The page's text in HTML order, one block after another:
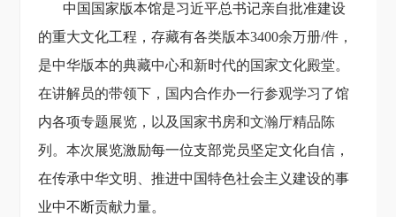
中国国家版本馆是习近平总书记亲自批准建设
的重大文化工程，存藏有各类版本3400余万册/件，
是中华版本的典藏中心和新时代的国家文化殿堂。
在讲解员的带领下，国内合作办一行参观学习了馆
内各项专题展览，以及国家书房和文瀚厅精品陈
列。本次展览激励每一位支部党员坚定文化自信，
在传承中华文明、推进中国特色社会主义建设的事
业中不断贡献力量。